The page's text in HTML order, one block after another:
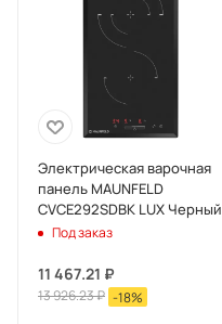
Электрическая варочная
панель MAUNFELD
CVCE292SDBK LUX Черный
Под заказ
11 467.21 ₽
13 926.23₽ -18%